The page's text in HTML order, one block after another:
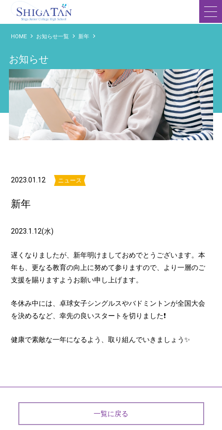
滋賀短期大学附属高等学校
HOME
お知らせ一覧 新年
お知らせ
2023.01.12 ニュース
新年
2023.1.12(水)
遅くなりましたが、新年明けましておめでとうございます。本
年も、更なる教育の向上に努めて参りますので、より一層のご
支援を賜りますようお願い申し上げます。
冬休み中には、卓球女子シングルスやバドミントンが全国大会
を決めるなど、幸先の良いスタートを切りました❗️
健康で素敵な一年になるよう、取り組んでいきましょう✨
一覧に戻る